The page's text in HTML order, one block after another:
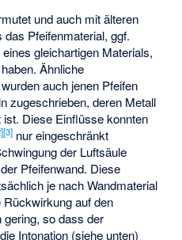
und auch mit älteren
Pfeifenmaterial, ggf.
gleichartigen Materials,
Ähnliche
auch jenen Pfeifen
zugeschrieben, deren Metall
Diese Einflüsse konnten
][3] nur eingeschränkt
der Luftsäule
Pfeifenwand. Diese
je nach Wandmaterial
auf den
gering, so dass der
Intonation (siehe unten)